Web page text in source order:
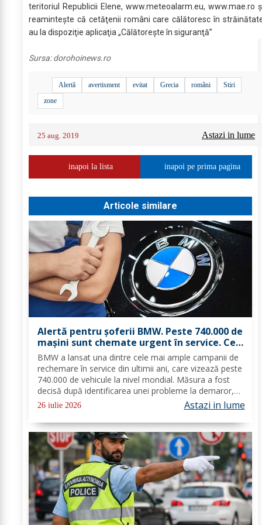
teritoriul Republicii Elene, www.meteoalarm.eu, www.mae.ro
reaminteşte că cetăţenii români care călătoresc în
au la dispoziţie aplicaţia „Călătoreşte în siguranţă”
Sursa:dorohoinews.ro
Alertă avertisment evitat Grecia români
Stiri
zone
25 aug. 2019 Astazi in lume
inapoi la lista inapoi pe prima pagina
Articole similare
Alertă pentru șoferii BMW. Peste 740.000 de
mașini sunt chemate urgent în service. Ce
probleme s-au descoperit
BMW a lansat una dintre cele mai ample campanii de
rechemare în service din ultimii ani, care vizează peste
740.000 de vehicule la nivel mondial. Măsura a fost
decisă după identificarea unei probleme la demaror,
care, în anumite condiții, poate provoca
supraîncălzirea componentei, scurtcircuite și...
26 iulie 2026 Astazi in lume